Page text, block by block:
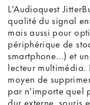
L'Audioquest
qualité du signal
mais aussi pour
périphérique de
smartphone...) et
lecteur multimédia.
moyen de
par n'importe quel
dur externe, souris